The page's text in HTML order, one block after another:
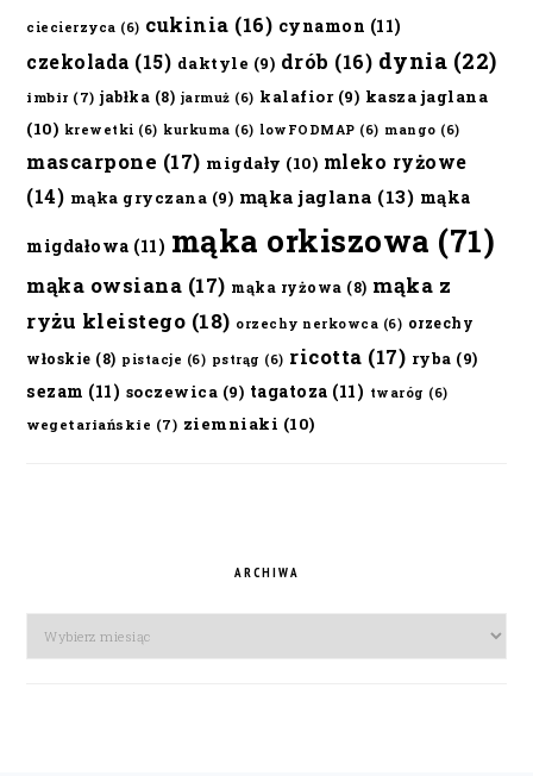
ciecierzyca (6) cukinia (16) cynamon (11)
czekolada (15) daktyle (9) drób (16) dynia (22)
imbir (7) jabłka (8) jarmuż (6) kalafior(9) kasza jaglana
(10) krewetki (6) kurkuma (6) lowFODMAP (6) mango (6)
mascarpone (17) migdały (10) mleko ryżowe
(14) mąka gryczana (9) mąka jaglana (13) mąka
migdałowa (11) mąka orkiszowa (71)
mąka owsiana (17) mąka ryżowa (8) mąka z
ryżu kleistego (18) orzechy nerkowca (6) orzechy
włoskie (8) pistacje (6) pstrąg (6) ricotta (17) ryba (9)
sezam (11) soczewica (9) tagatoza (11) twaróg (6)
wegetariańskie (7) ziemniaki (10)
ARCHIWA
Archiwa